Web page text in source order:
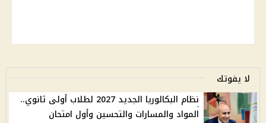
لا يفوتك
نظام البكالوريا الجديد 2027 لطلاب أولى ثانوي..
المواد والمسارات والتحسين وأول امتحان